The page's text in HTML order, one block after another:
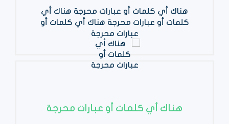
هناك أي كلمات أو عبارات محرجة هناك أي
كلمات أو عبارات محرجة هناك أي كلمات أو
عبارات محرجة
هناك أي كلمات أو عبارات محرجة